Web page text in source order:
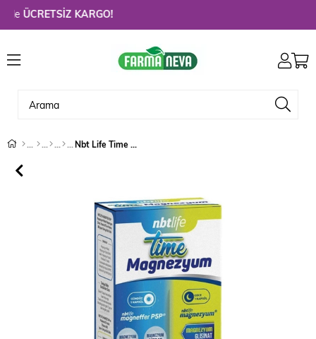
ÜCRETSİZ KARGO!
Nbt Life Time Magnezyum 60 Kapsül